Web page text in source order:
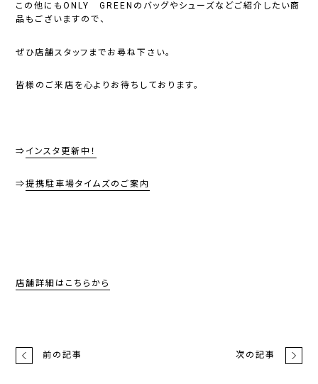
この他にもONLY GREENのバッグやシューズなどご紹介したい商
品もございますので、
ぜひ店舗スタッフまでお尋ね下さい。
皆様のご来店を心よりお待ちしております。
⇒ インスタ更新中！
⇒提携駐車場タイムズのご案内
店舗詳細はこちらから
前の記事 次の記事